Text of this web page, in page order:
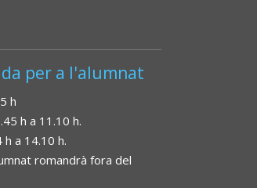
per a l'alumnat
h
h a 11.10 h.
a 14.10 h.
romandrà fora del